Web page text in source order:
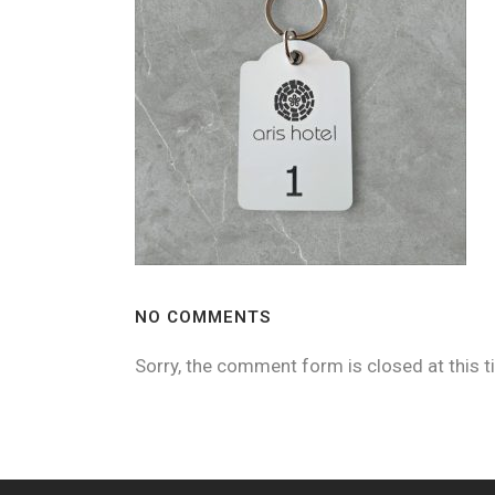
NO COMMENTS
Sorry, the comment form is closed at this